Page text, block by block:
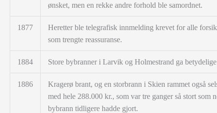
ønsket, men en rekke andre forhold ble samordnet.
1877
Heretter ble telegrafisk innmelding krevet for alle
som trengte reassuranse.
1884 Store bybranner i Larvik og Holmestrand ga
1886
Kragerø brant, og en storbrann i Skien rammet også
med hele 288.000 kr., som var tre ganger så stort som
bybrann tidligere hadde gjort.